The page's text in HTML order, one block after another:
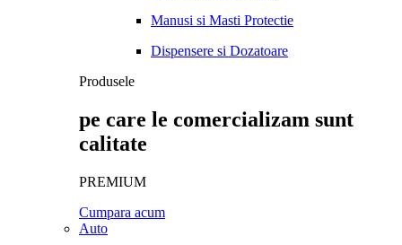
Manusi si Masti Protectie
Dispensere si Dozatoare
Produsele
pe care le comercializam sunt
calitate
PREMIUM
Cumpara acum
Auto